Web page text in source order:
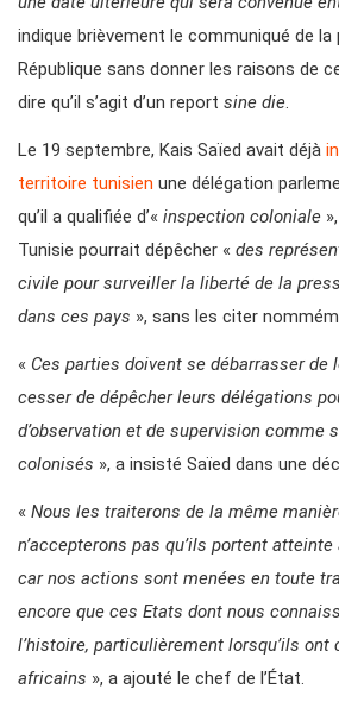
indique brièvement le communiqué de la
République sans donner les raisons de
dire qu’il s’agit d’un report sine die.
Le 19 septembre, Kais Saïed avait déjà
territoire tunisien une délégation
qu’il a qualifiée d’« inspection coloniale
Tunisie pourrait dépêcher « des
civile pour surveiller la liberté de la
dans ces pays », sans les citer
« Ces parties doivent se débarrasser de
cesser de dépêcher leurs délégations
d’observation et de supervision comme
colonisés », a insisté Saïed dans une
« Nous les traiterons de la même
n’accepterons pas qu’ils portent
car nos actions sont menées en toute
encore que ces Etats dont nous
l’histoire, particulièrement lorsqu’ils ont
africains », a ajouté le chef de l’État.